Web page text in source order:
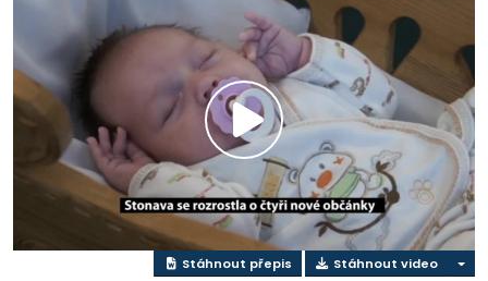
Přehrát
video
Stáhnout přepis Stáhnout video